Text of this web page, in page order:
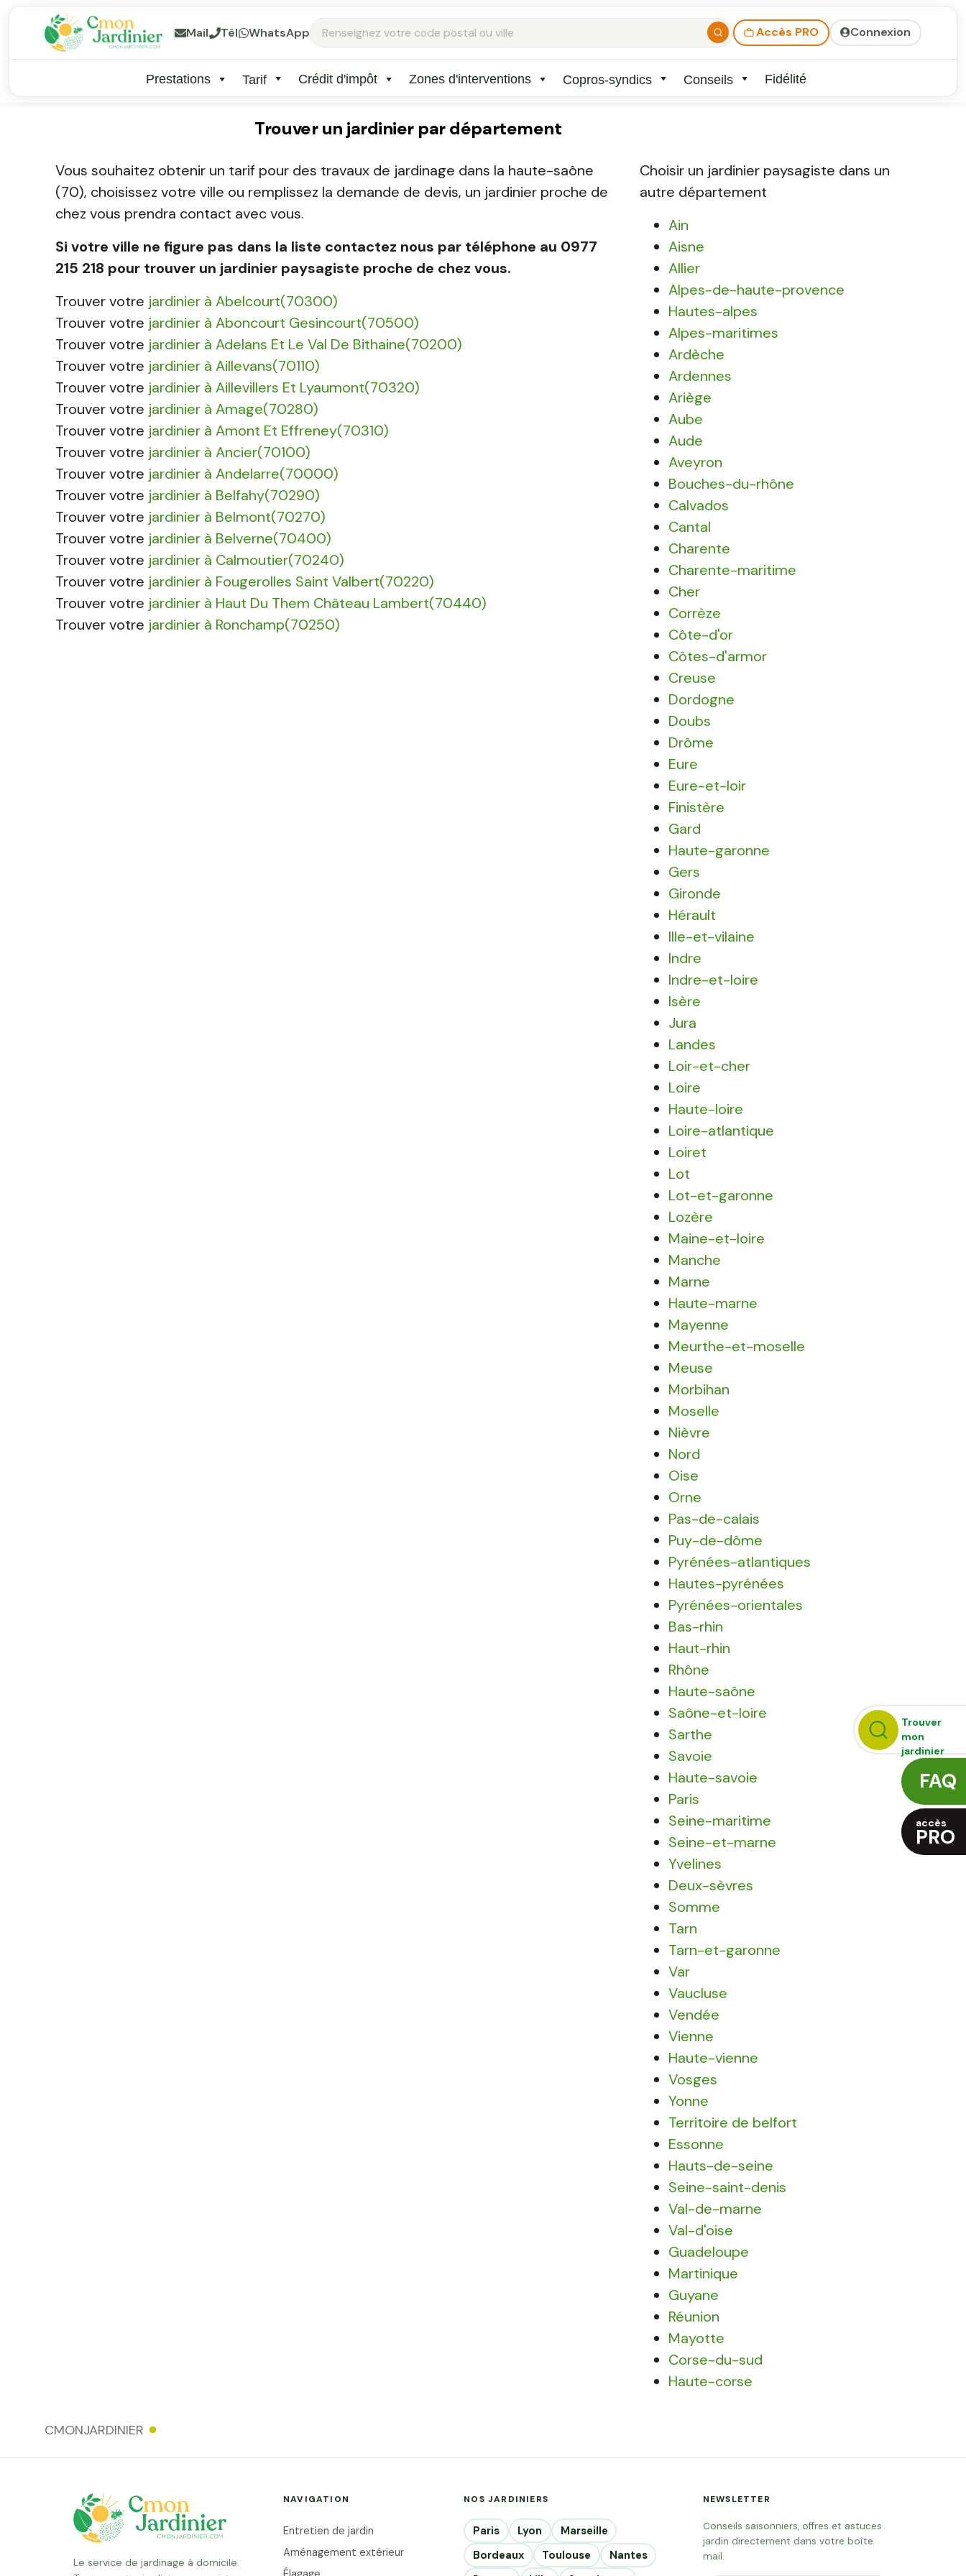
Mail Tél WhatsApp Accès PRO Connexion
Prestations Tarif Crédit d'impôt Zones d'interventions Copros-syndics Conseils Fidélité
Trouver
mon
jardinier
FAQ
accès
PRO
Trouver un jardinier par département
Vous souhaitez obtenir un tarif pour des travaux de jardinage dans la haute-saône
(70), choisissez votre ville ou remplissez la demande de devis, un jardinier proche de
chez vous prendra contact avec vous.
Si votre ville ne figure pas dans la liste contactez nous par téléphone au 0977
215 218 pour trouver un jardinier paysagiste proche de chez vous.
Trouver votre jardinier à Abelcourt(70300)
Trouver votre jardinier à Aboncourt Gesincourt(70500)
Trouver votre jardinier à Adelans Et Le Val De Bithaine(70200)
Trouver votre jardinier à Aillevans(70110)
Trouver votre jardinier à Aillevillers Et Lyaumont(70320)
Trouver votre jardinier à Amage(70280)
Trouver votre jardinier à Amont Et Effreney(70310)
Trouver votre jardinier à Ancier(70100)
Trouver votre jardinier à Andelarre(70000)
Trouver votre jardinier à Belfahy(70290)
Trouver votre jardinier à Belmont(70270)
Trouver votre jardinier à Belverne(70400)
Trouver votre jardinier à Calmoutier(70240)
Trouver votre jardinier à Fougerolles Saint Valbert(70220)
Trouver votre jardinier à Haut Du Them Château Lambert(70440)
Trouver votre jardinier à Ronchamp(70250)
Choisir un jardinier paysagiste dans un
autre département
Ain
Aisne
Allier
Alpes-de-haute-provence
Hautes-alpes
Alpes-maritimes
Ardèche
Ardennes
Ariège
Aube
Aude
Aveyron
Bouches-du-rhône
Calvados
Cantal
Charente
Charente-maritime
Cher
Corrèze
Côte-d'or
Côtes-d'armor
Creuse
Dordogne
Doubs
Drôme
Eure
Eure-et-loir
Finistère
Gard
Haute-garonne
Gers
Gironde
Hérault
Ille-et-vilaine
Indre
Indre-et-loire
Isère
Jura
Landes
Loir-et-cher
Loire
Haute-loire
Loire-atlantique
Loiret
Lot
Lot-et-garonne
Lozère
Maine-et-loire
Manche
Marne
Haute-marne
Mayenne
Meurthe-et-moselle
Meuse
Morbihan
Moselle
Nièvre
Nord
Oise
Orne
Pas-de-calais
Puy-de-dôme
Pyrénées-atlantiques
Hautes-pyrénées
Pyrénées-orientales
Bas-rhin
Haut-rhin
Rhône
Haute-saône
Saône-et-loire
Sarthe
Savoie
Haute-savoie
Paris
Seine-maritime
Seine-et-marne
Yvelines
Deux-sèvres
Somme
Tarn
Tarn-et-garonne
Var
Vaucluse
Vendée
Vienne
Haute-vienne
Vosges
Yonne
Territoire de belfort
Essonne
Hauts-de-seine
Seine-saint-denis
Val-de-marne
Val-d'oise
Guadeloupe
Martinique
Guyane
Réunion
Mayotte
Corse-du-sud
Haute-corse
CMONJARDINIER
Le service de jardinage à domicile.
NAVIGATION
Entretien de jardin
Aménagement extérieur
NOS JARDINIERS
Paris Lyon
Marseille
Bordeaux
Toulouse
Nantes
NEWSLETTER
Conseils saisonniers, offres et astuces
jardin directement dans votre boîte
mail.